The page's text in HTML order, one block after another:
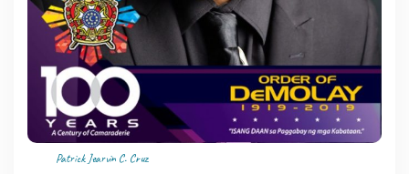
Patrick Jearvin C. Cruz